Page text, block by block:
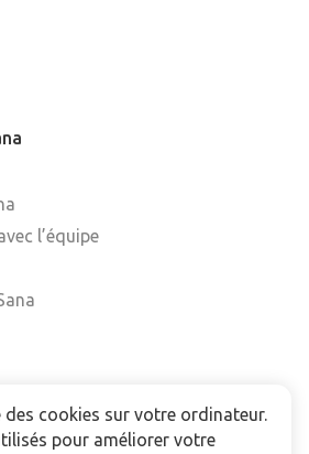
l’équipe
des cookies sur votre ordinateur.
pour améliorer votre